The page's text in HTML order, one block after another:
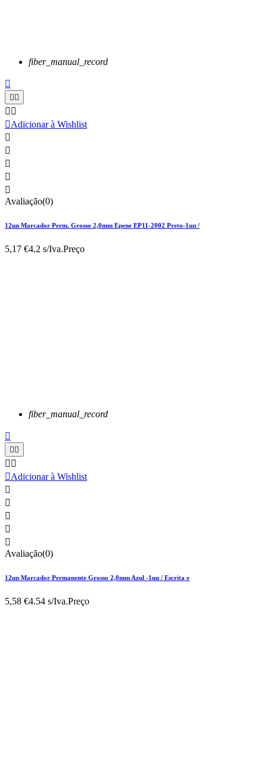
fiber_manual_record

 
 
Adicionar à Wishlist





Avaliação(0)
12un Marcador Perm. Grosso 2,0mm Epene EP11-2002 Preto-1un /
5,17 €4.2 s/Iva.Preço
fiber_manual_record

 
 
Adicionar à Wishlist





Avaliação(0)
12un Marcador Permanente Grosso 2,0mm Azul -1un / Escrita e
5,58 €4.54 s/Iva.Preço